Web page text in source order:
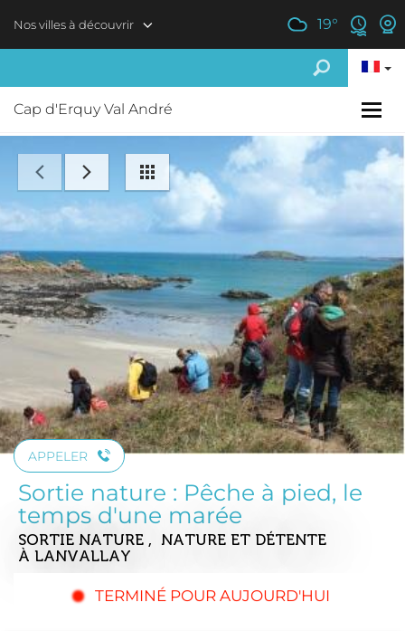
Nos villes à découvrir 19°
Cap d'Erquy Val André
APPELER
Sortie nature : Pêche à pied, le
temps d'une marée
SORTIE NATURE , NATURE ET DÉTENTE
À LANVALLAY
TERMINÉ POUR AUJOURD'HUI